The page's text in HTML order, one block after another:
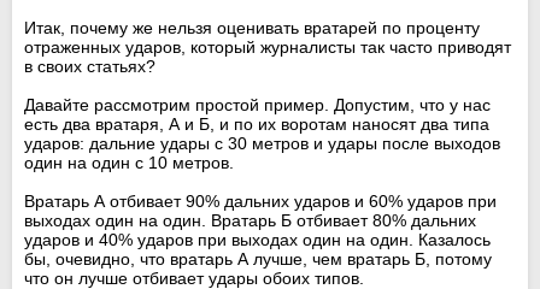
Итак, почему же нельзя оценивать вратарей по проценту
отраженных ударов, который журналисты так часто приводят
в своих статьях?
Давайте рассмотрим простой пример. Допустим, что у нас
есть два вратаря, А и Б, и по их воротам наносят два типа
ударов: дальние удары с 30 метров и удары после выходов
один на один с 10 метров.
Вратарь А отбивает 90% дальних ударов и 60% ударов при
выходах один на один. Вратарь Б отбивает 80% дальних
ударов и 40% ударов при выходах один на один. Казалось
бы, очевидно, что вратарь А лучше, чем вратарь Б, потому
что он лучше отбивает удары обоих типов.